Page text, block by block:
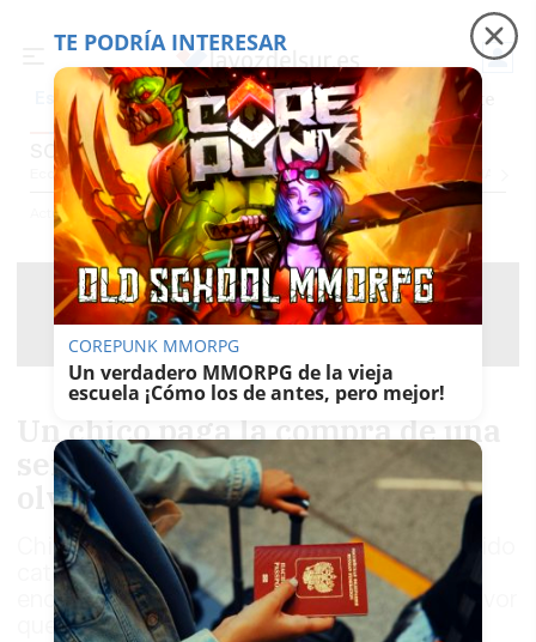
Es noticia Precio luz Padre Coraje Fábrica de botellas
SOCIEDAD
EconomíaSociedadInternacionalPolíticaEcología Educación Salud
Actualidad Sociedad
Un chico paga la compra de una
señora de 84 años que había
olvidado el pin de su tarjeta
Chicho Marín es el propietario de un conocido
catering de Málaga y ahora está intentado
encontrar al joven para poder devolver el favor
que le hizo a su madre
TE PODRÍA INTERESAR
COREPUNK MMORPG
Un verdadero MMORPG de la vieja
escuela ¡Cómo los de antes, pero mejor!